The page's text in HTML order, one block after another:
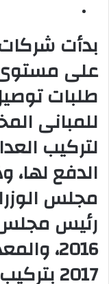
ك
ر
و
ي
على مستوى
طلبات
للمبانى
لتركيب
الدفع
مجلس
2017